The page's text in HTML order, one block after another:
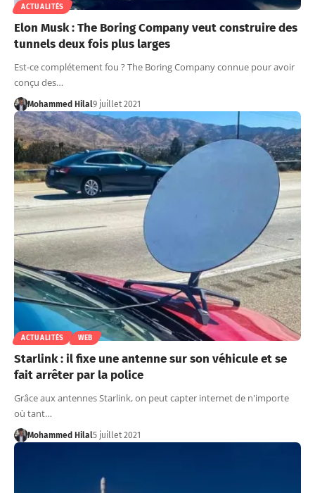
ACTUALITÉS
Elon Musk : The Boring Company veut construire des
tunnels deux fois plus larges
Est-ce complétement fou ? The Boring Company connue pour avoir
conçu des…
Mohammed Hilal9 juillet 2021
ACTUALITÉS WEB
Starlink : il fixe une antenne sur son véhicule et se
fait arrêter par la police
Grâce aux antennes Starlink, on peut capter internet de n'importe
où tant…
Mohammed Hilal5 juillet 2021